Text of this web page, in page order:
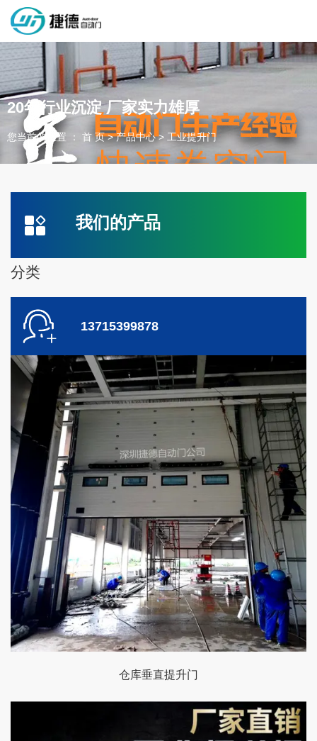
深圳市捷德自动门有限公司，专业从事自动门工业门类产品的生产
制作销售和安装的企业，欢迎咨询！
为客户量身定制独属于您的工业门 快速门
一件起订、源头厂家、精准交货
137 1539 9878
20年行业沉淀 厂家实力雄厚
您当前的位置 ： 首 页>产品中心 > 工业提升门
我们的产品
分类
13715399878
仓库垂直提升门